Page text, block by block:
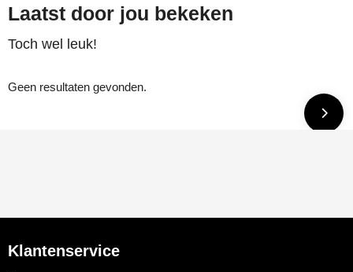
Laatst door jou bekeken
Toch wel leuk!
Geen resultaten gevonden.
Klantenservice